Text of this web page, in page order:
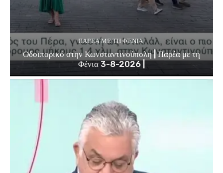
ΠΑΡΈΑ ΜΕ ΤΗ ΦΈΝΙΑ
Οδοιπορικό στην Κωνσταντινούπολη | Παρέα με τη
Φένια 3-8-2026 |